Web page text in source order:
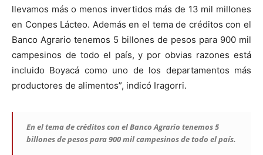
llevamos más o menos invertidos más de 13 mil millones
en Conpes Lácteo. Además en el tema de créditos con el
Banco Agrario tenemos 5 billones de pesos para 900 mil
campesinos de todo el país, y por obvias razones está
incluido Boyacá como uno de los departamentos más
productores de alimentos”, indicó Iragorri.
En el tema de créditos con el Banco Agrario tenemos 5
billones de pesos para 900 mil campesinos de todo el país.